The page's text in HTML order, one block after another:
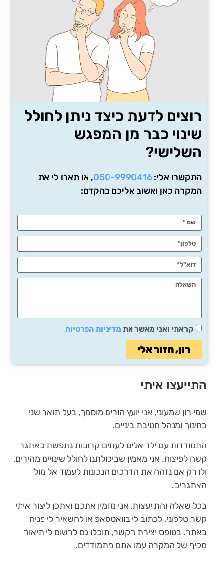
רוצים לדעת כיצד ניתן לחולל
שינוי כבר מן המפגש
השלישי?
התקשרו אלי: 050-9990416, או תארו לי את
המקרה כאן ואשוב אליכם בהקדם:
קראתי ואני מאשר את מדיניות הפרטיות
רון, חזור אלי
התייעצו איתי
שמי רון שמעוני, אני יועץ הורים מוסמך, בעל תואר שני
בחינוך ומנהל חטיבת ביניים.
התמודדות עם ילד אלים לעתים קרובות נתפשת כאתגר
קשה לפיצוח. אני מאמין שביכולתנו לחולל שינויים מהירים,
ולו רק אם נזהה את הדרכים הנכונות לעמוד אל מול
האתגרים.
בכל שאלה והתייעצות, אני מזמין אתכם ואתכן ליצור איתי
קשר טלפוני, לכתוב לי בוואטסאפ או להשאיר לי פניה
באתר. בטופס יצירת הקשר, תוכלו גם לרשום לי תיאור
מקיף של המקרה עמו אתם מתמודדים.